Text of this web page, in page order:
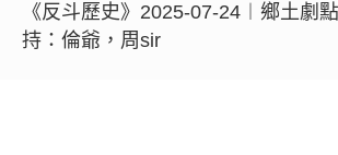
《反斗歷史》2025-07-24︱鄉土劇
持：倫爺，周sir